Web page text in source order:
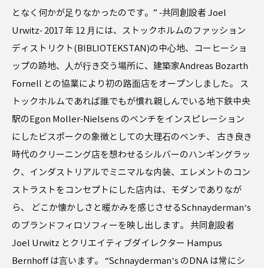
となく何かが⾜りなかったのです。” -共同創設者 Joel
Urwitz- 2017 年 12 ⽉には、ストックホルムのファッション
ディストリクト(BIBLIOTEKSTAN)の中⼼地、コーヒーショ
ップの跡地、⼈が⾏き交う場所に、建築家Andreas Bozarth
Fornell との協業により初の路⾯店をオープンしました。 ス
トックホルムであれば誰でもが慣れ親しんでいる地下鉄中央
駅のEgon Moller-Nielsens のベンチをインスピレーション
にしたビスポークの象徴としての⼤理⽯のベンチ、 古き良き
時代のクリーニング店を想わせるシルバーのハンギングラッ
ク、インダストリアルでミニマルな内装、エレメントのコン
ストラストをコンセプトにした店内は、モダンでありなが
ら、 どこか懐かしさと暖かみを感じさせるSchnaydermanʼs
のブランドフィロソフィーを映し出します。 共同創設者
Joel Urwitz とクリエイティブダイレクター Hampus
Bernhoff は⾔います。 “Schnaydermanʼs のDNA は常にシ